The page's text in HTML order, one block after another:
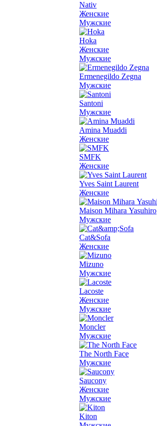
Nativ
Женские
Мужские
Hoka
Женские
Мужские
Ermenegildo Zegna
Мужские
Santoni
Мужские
Amina Muaddi
Женские
SMFK
Женские
Yves Saint Laurent
Женские
Maison Mihara Yasuhiro
Мужские
Cat&Sofa
Женские
Mizuno
Мужские
Lacoste
Женские
Мужские
Moncler
Мужские
The North Face
Мужские
Saucony
Женские
Мужские
Kiton